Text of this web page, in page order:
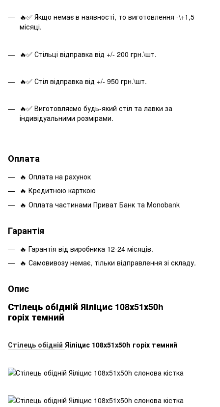
🔥✅ Якщо немає в наявності, то виготовлення -\+1,5
місяці.
🔥✅ Стільці відправка від +/- 200 грн.\шт.
🔥✅ Стіл відправка від +/- 950 грн.\шт.
🔥✅ Виготовляємо будь-який стіл та лавки за
індивідуальними розмірами.
Оплата
🔥 Оплата на рахунок
🔥 Кредитною карткою
🔥 Оплата частинами Приват Банк та Monobank
Гарантія
🔥 Гарантія від виробника 12-24 місяців.
🔥 Самовивозу немає, тільки відправлення зі складу.
Опис
Стілець обідній Яіліцис 108х51х50h
горіх темний
Стілець обідній Яіліцис 108х51х50h горіх темний